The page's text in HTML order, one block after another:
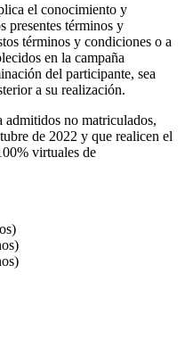
el conocimiento y
presentes términos y
términos y condiciones o a
en la campaña
del participante, sea
a su realización.
admitidos no matriculados,
de 2022 y que realicen el
virtuales de